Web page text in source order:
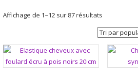
Affichage de 1–12 sur 87 résultatsTrié
par
popularité